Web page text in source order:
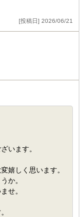
[投稿日] 2026/06/21
います。
嬉しく思います。
か。
せ。